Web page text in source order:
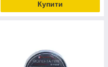
Купити